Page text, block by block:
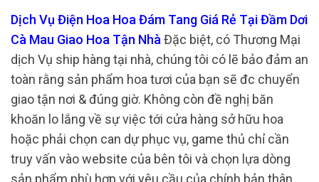
Dịch Vụ Điện Hoa Hoa Đám Tang Giá Rẻ Tại Đầm Dơi
Cà Mau Giao Hoa Tận Nhà Đặc biệt, có Thương Mại
dịch Vụ ship hàng tại nhà, chúng tôi có lẽ bảo đảm an
toàn rằng sản phẩm hoa tươi của bạn sẽ đc chuyển
giao tận nơi & đúng giờ. Không còn đề nghị băn
khoăn lo lắng về sự việc tới cửa hàng sở hữu hoa
hoặc phải chọn can dự phục vụ, game thủ chỉ cần
truy vấn vào website của bên tôi và chọn lựa dòng
sản phẩm phù hợp với yêu cầu của chính bản thân